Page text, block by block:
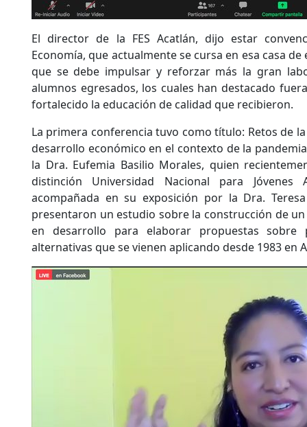
El director de la FES Acatlán, dijo estar
Economía, que actualmente se cursa en esa casa
que se debe impulsar y reforzar más la gran
alumnos egresados, los cuales han destacado
fortalecido la educación de calidad que recibieron.
La primera conferencia tuvo como título: Retos de
desarrollo económico en el contexto de la
la Dra. Eufemia Basilio Morales, quien
distinción Universidad Nacional para Jóvenes
acompañada en su exposición por la Dra.
presentaron un estudio sobre la construcción de
en desarrollo para elaborar propuestas sobre
alternativas que se vienen aplicando desde 1983 en